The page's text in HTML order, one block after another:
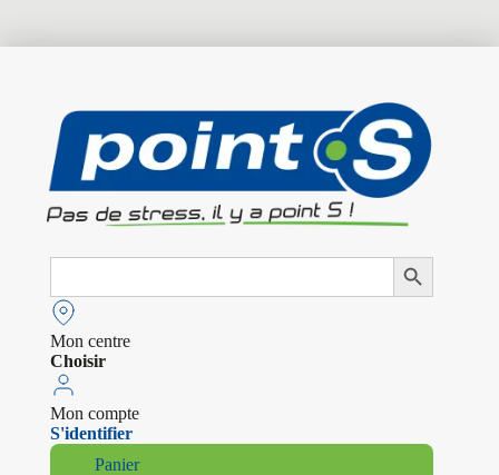
Search
Search Button
Mon centre
Choisir
Mon compte
S'identifier
Panier